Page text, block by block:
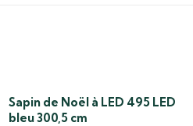
Sapin de Noël à LED 495 LED
bleu 300,5 cm